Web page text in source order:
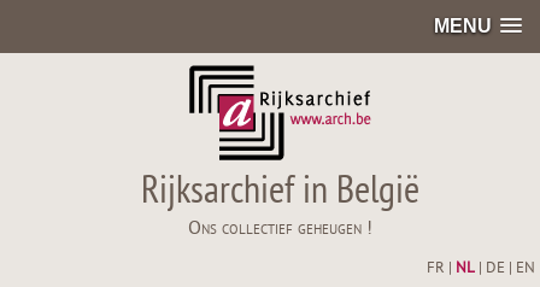
MENU
Rijksarchief in België
Ons collectief geheugen !
FR NL| DE EN